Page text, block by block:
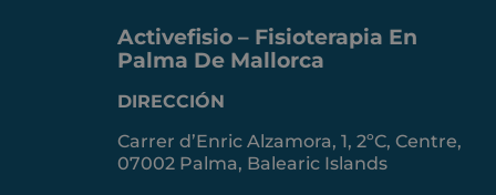
Activefisio – Fisioterapia En
Palma De Mallorca
DIRECCIÓN
Carrer d’Enric Alzamora, 1, 2ºC, Centre,
07002 Palma, Balearic Islands